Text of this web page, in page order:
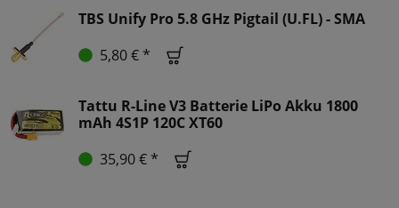
TBS Unify Pro 5.8 GHz Pigtail (U.FL) - SMA
5,80 € *
Tattu R-Line V3 Batterie LiPo Akku 1800
mAh 4S1P 120C XT60
35,90 € *